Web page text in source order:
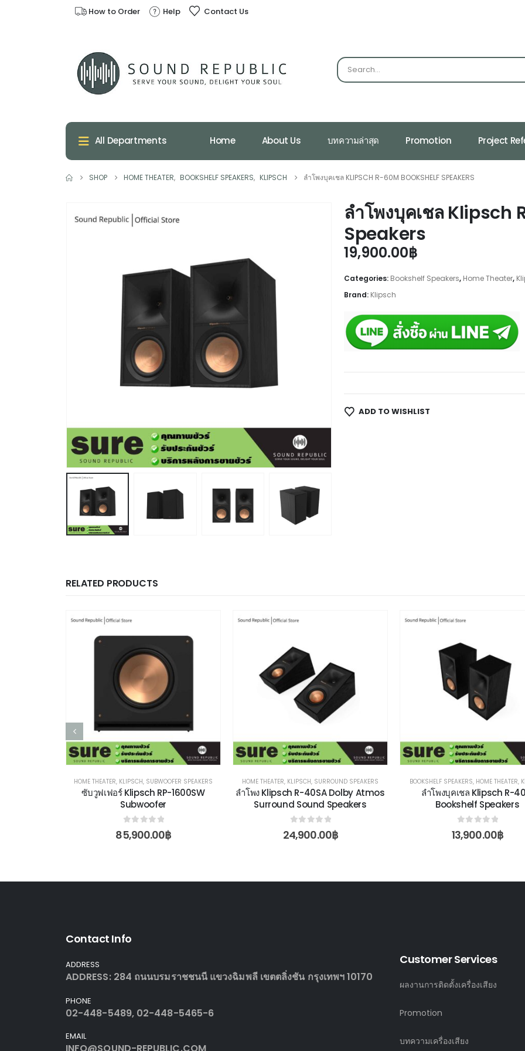
How to Order Help Contact Us
All Departments Home About Us บทความล่าสุด Promotion Project
SHOP HOME THEATER, BOOKSHELF SPEAKERS, KLIPSCH ลำโพงบุคเชล KLIPSCH R-60M BOOKSHELF SPEAKERS
ลำโพงบุคเชล Klipsch
Speakers
19,900.00฿
Categories: Bookshelf Speakers, Home Theater,
Brand: Klipsch
ADD TO WISHLIST
RELATED PRODUCTS
HOME THEATER, KLIPSCH, SUBWOOFER SPEAKERS
ซับวูฟเฟอร์ Klipsch RP-1600SW
Subwoofer
0 out of 5
85,900.00฿
HOME THEATER, KLIPSCH, SURROUND SPEAKERS
ลำโพง Klipsch R-40SA Dolby Atmos
Surround Sound Speakers
out of 5
24,900.00฿
BOOKSHELF SPEAKERS, HOME THEATER,
ลำโพงบุคเชล Klipsch R-
Bookshelf Speakers
0 out of 5
13,900.00฿
Contact Info
ADDRESS
ADDRESS: 284 ถนนบรมราชชนนี แขวงฉิมพลี เขตตลิ่งชัน กรุงเทพฯ 10170
PHONE
02-448-5489, 02-448-5465-6
EMAIL
Customer Services
ผลงานการติดตั้งเครื่องเสียง
Promotion
บทความเครื่องเสียง